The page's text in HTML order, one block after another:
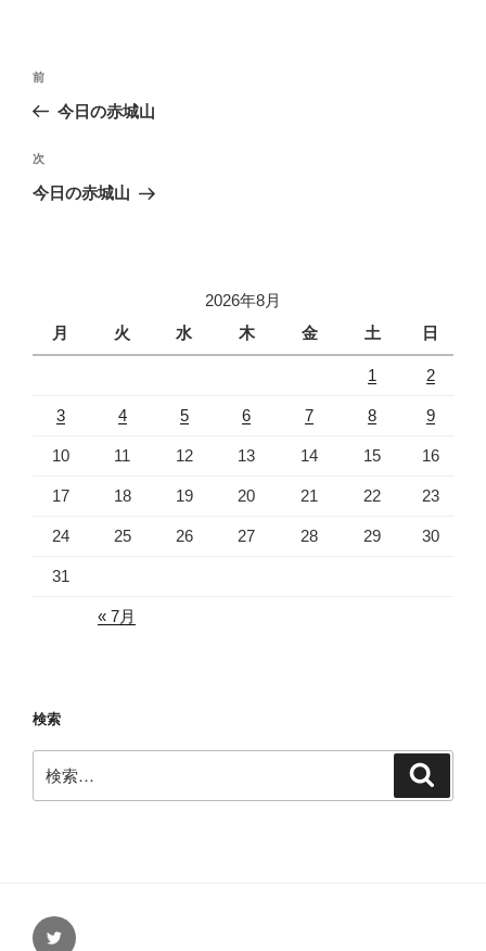
投
ビ
ゲ
前
の
稿
前
今日の赤城山
次
の
次
今日の赤城山
2026年8月
月
火 水 木 金 土 日
1 2
3 4 5 6 7 8 9
10 11 12 13 14 15 16
17 18 19 20 21 22 23
24 25 26 27 28 29 30
31
« 7月
検索
索:
Twitter